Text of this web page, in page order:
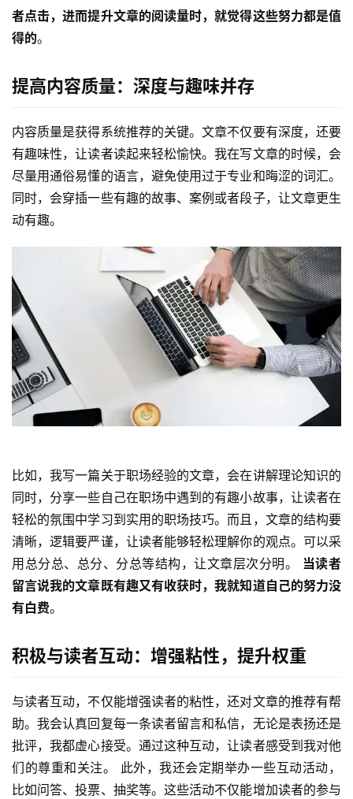
者点击，进而提升文章的阅读量时，就觉得这些努力都是值
得的。
提高内容质量：深度与趣味并存
内容质量是获得系统推荐的关键。文章不仅要有深度，还要
有趣味性，让读者读起来轻松愉快。我在写文章的时候，会
尽量用通俗易懂的语言，避免使用过于专业和晦涩的词汇。
同时，会穿插一些有趣的故事、案例或者段子，让文章更生
动有趣。
比如，我写一篇关于职场经验的文章，会在讲解理论知识的
同时，分享一些自己在职场中遇到的有趣小故事，让读者在
轻松的氛围中学习到实用的职场技巧。而且，文章的结构要
清晰，逻辑要严谨，让读者能够轻松理解你的观点。可以采
用总分总、总分、分总等结构，让文章层次分明。 当读者
留言说我的文章既有趣又有收获时，我就知道自己的努力没
有白费。
积极与读者互动：增强粘性，提升权重
与读者互动，不仅能增强读者的粘性，还对文章的推荐有帮
助。我会认真回复每一条读者留言和私信，无论是表扬还是
批评，我都虚心接受。通过这种互动，让读者感受到我对他
们的尊重和关注。 此外，我还会定期举办一些互动活动，
比如问答、投票、抽奖等。这些活动不仅能增加读者的参与